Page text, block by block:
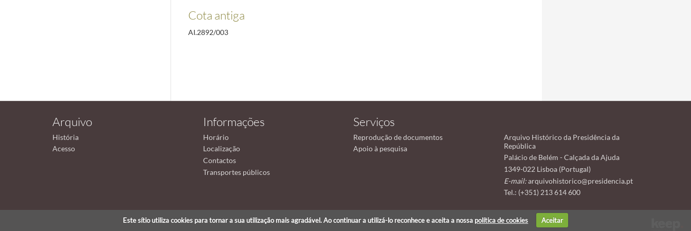
Cota antiga
AI.2892/003
Arquivo
História
Acesso
Informações
Horário
Localização
Contactos
Transportes públicos
Serviços
Reprodução de documentos
Apoio à pesquisa
Arquivo Histórico da Presidência da
República
Palácio de Belém - Calçada da Ajuda
1349-022 Lisboa (Portugal)
E-mail: arquivohistorico@presidencia.pt
Tel.: (+351) 213 614 600
Este sítio utiliza cookies para tornar a sua utilização mais agradável. Ao continuar a utilizá-lo reconhece e aceita a nossa política de cookies Aceitar